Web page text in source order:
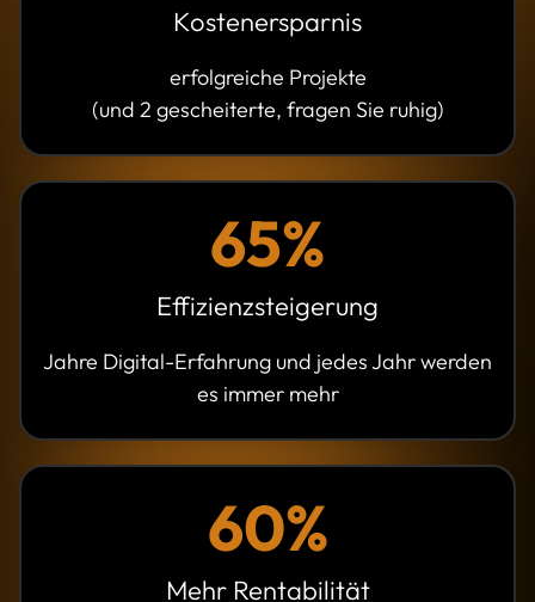
Kostenersparnis
erfolgreiche Projekte
(und 2 gescheiterte, fragen Sie ruhig)
65%
Effizienzsteigerung
Jahre Digital-Erfahrung und jedes Jahr werden
es immer mehr
60%
Mehr Rentabilität